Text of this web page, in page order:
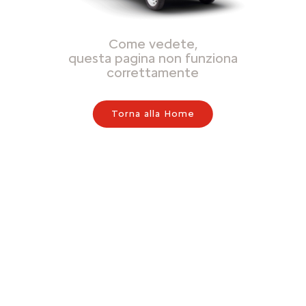
Come vedete,
questa pagina non funziona
correttamente
Torna alla Home